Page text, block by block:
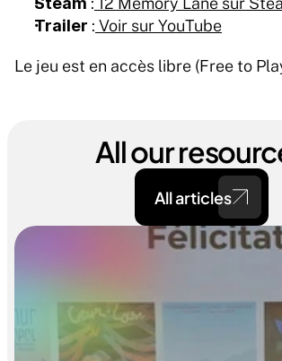
Trailer : Voir sur YouTube
Le jeu est en accès libre (Free to
All our
All articles